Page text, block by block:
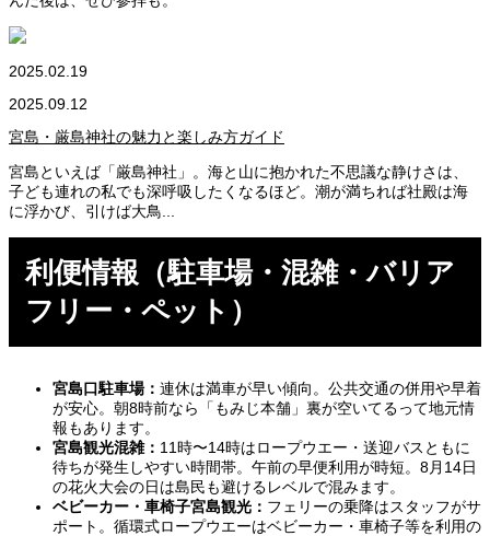
2025.02.19
2025.09.12
宮島・厳島神社の魅力と楽しみ方ガイド
宮島といえば「厳島神社」。海と山に抱かれた不思議な静けさは、
子ども連れの私でも深呼吸したくなるほど。潮が満ちれば社殿は海
に浮かび、引けば大鳥...
利便情報（駐車場・混雑・バリア
フリー・ペット）
宮島口駐車場： 連休は満車が早い傾向。公共交通の併用や早着
が安心。朝8時前なら「もみじ本舗」裏が空いてるって地元情
報もあります。
宮島観光混雑： 11時〜14時はロープウエー・送迎バスともに
待ちが発生しやすい時間帯。午前の早便利用が時短。8月14日
の花火大会の日は島民も避けるレベルで混みます。
ベビーカー・車椅子宮島観光： フェリーの乗降はスタッフがサ
ポート。循環式ロープウエーはベビーカー・車椅子等を利用の